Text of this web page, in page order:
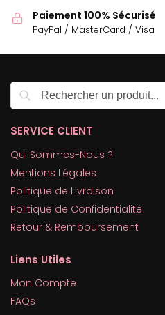
Paiement 100% Sécurisé
PayPal / MasterCard / Visa
SERVICE CLIENT
Qui Sommes-Nous ?
Mentions Légales
Politique de Livraison
Politique de Confidentialité
Retour & Remboursement
Liens Utiles
Mon Compte
FAQs